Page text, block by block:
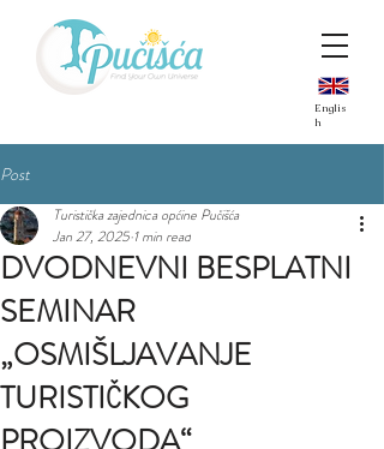
Englis
h
Post
DVODNEVNI BESPLATNI
SEMINAR
„OSMIŠLJAVANJE
TURISTIČKOG
Turistička zajednica općine Pučišća
Jan 27, 2025 1 min read